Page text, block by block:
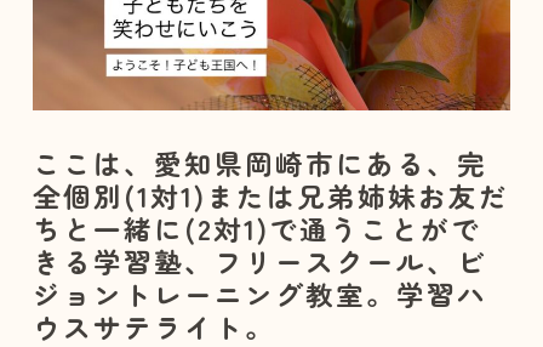
ここは、愛知県岡崎市にある、完
全個別(1対1)または兄弟姉妹お友だ
ちと一緒に(2対1)で通うことがで
きる学習塾、フリースクール、ビ
ジョントレーニング教室。学習ハ
ウスサテライト。